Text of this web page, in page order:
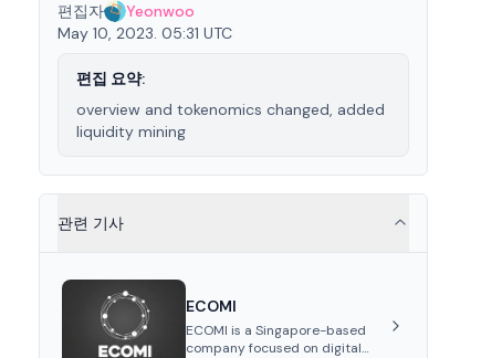
편집자
Yeonwoo
May 10, 2023. 05:31 UTC
편집 요약:
overview and tokenomics changed, added
liquidity mining
관련 기사
ECOMI
ECOMI is a Singapore-based
company focused on digital